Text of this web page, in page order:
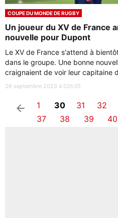
COUPE DU MONDE DE RUGBY
Un joueur du XV de France
nouvelle pour Dupont
Le XV de France s'attend à
dans le groupe. Une bonne
craignaient de voir leur capitaine
26 septembre 2023 à 02h35
arrow_left 1 30 31 32
37
38 39 40